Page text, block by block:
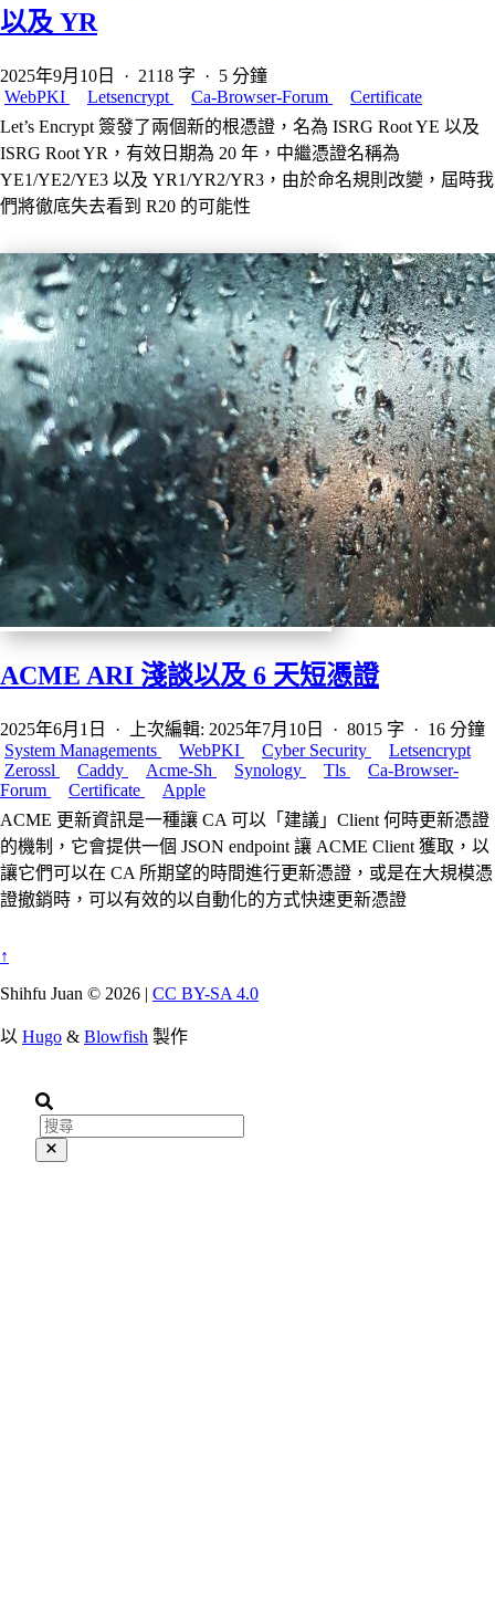
以及 YR
2025年9月10日 · 2118 字 · 5 分鐘
WebPKI
Letsencrypt Ca-Browser-Forum
Certificate
Let’s Encrypt 簽發了兩個新的根憑證，名為 ISRG Root YE 以及
ISRG Root YR，有效日期為 20 年，中繼憑證名稱為
YE1/YE2/YE3 以及 YR1/YR2/YR3，由於命名規則改變，屆時我
們將徹底失去看到 R20 的可能性
ACME ARI 淺談以及 6 天短憑證
2025年6月1日 · 上次編輯: 2025年7月10日 · 8015 字 · 16 分鐘
System Managements
WebPKI Cyber Security
Letsencrypt
Zerossl
Caddy Acme-Sh Synology Tls
Ca-Browser-
Forum
Certificate
Apple
ACME 更新資訊是一種讓 CA 可以「建議」Client 何時更新憑證
的機制，它會提供一個 JSON endpoint 讓 ACME Client 獲取，以
讓它們可以在 CA 所期望的時間進行更新憑證，或是在大規模憑
證撤銷時，可以有效的以自動化的方式快速更新憑證
↑
Shihfu Juan © 2026 | CC BY-SA 4.0
以 Hugo & Blowfish 製作